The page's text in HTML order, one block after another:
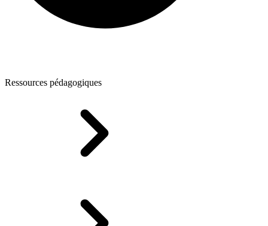
Ressources pédagogiques